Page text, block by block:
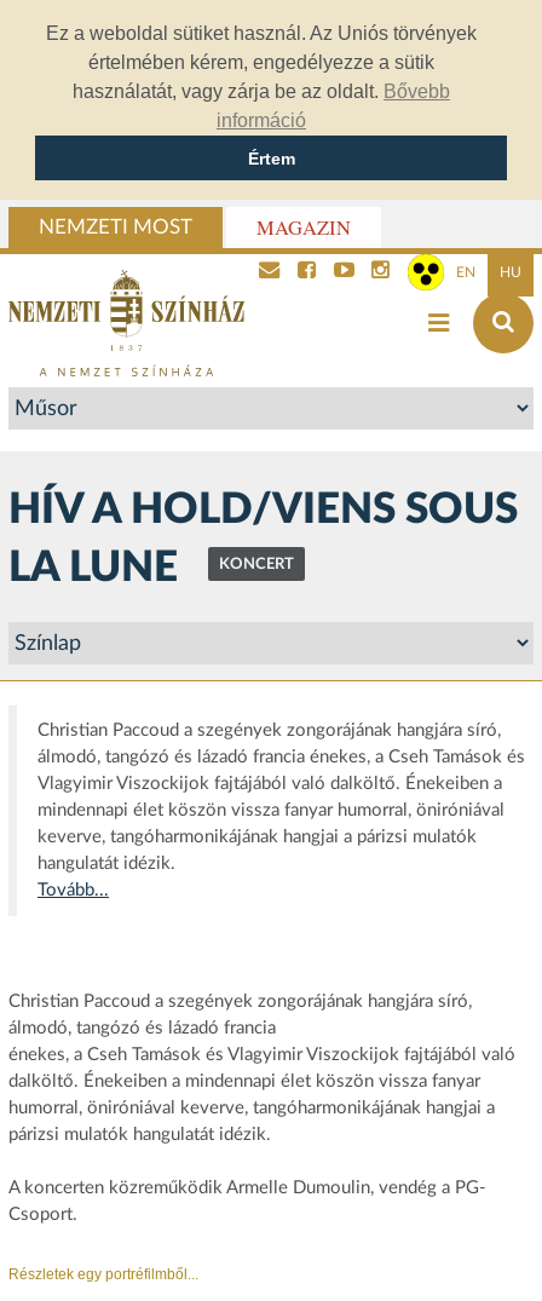
Ez a weboldal sütiket használ. Az Uniós törvények
értelmében kérem, engedélyezze a sütik
használatát, vagy zárja be az oldalt. Bővebb
információ
Értem
NEMZETI MOST MAGAZIN
EN HU
HÍV A HOLD/VIENS SOUS
LA LUNE
KONCERT
Christian Paccoud a szegények zongorájának hangjára síró,
álmodó, tangózó és lázadó francia énekes, a Cseh Tamások és
Vlagyimir Viszockijok fajtájából való dalköltő. Énekeiben a
mindennapi élet köszön vissza fanyar humorral, öniróniával
keverve, tangóharmonikájának hangjai a párizsi mulatók
hangulatát idézik.
Tovább...
Christian Paccoud a szegények zongorájának hangjára síró,
álmodó, tangózó és lázadó francia
énekes, a Cseh Tamások és Vlagyimir Viszockijok fajtájából való
dalköltő. Énekeiben a mindennapi élet köszön vissza fanyar
humorral, öniróniával keverve, tangóharmonikájának hangjai a
párizsi mulatók hangulatát idézik.
A koncerten közreműködik Armelle Dumoulin, vendég a PG-
Csoport.
Részletek egy portréfilmből...